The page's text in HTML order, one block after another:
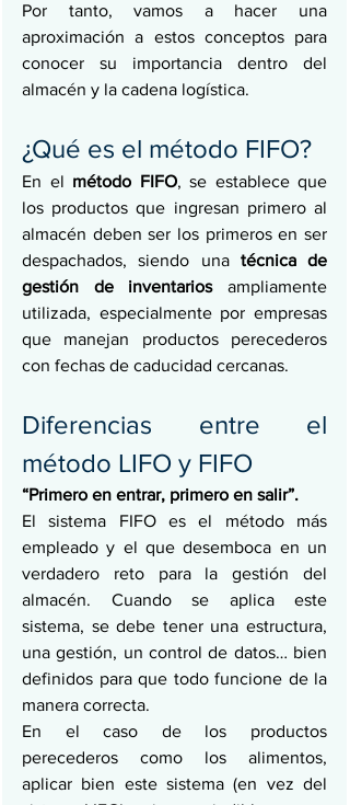
Por tanto, vamos a hacer una
aproximación a estos conceptos para
conocer su importancia dentro del
almacén y la cadena logística.
¿Qué es el método FIFO?
En el método FIFO, se establece que
los productos que ingresan primero al
almacén deben ser los primeros en ser
despachados, siendo una técnica de
gestión de inventarios ampliamente
utilizada, especialmente por empresas
que manejan productos perecederos
con fechas de caducidad cercanas.
Diferencias entre el
método LIFO y FIFO
“Primero en entrar, primero en salir”.
El sistema FIFO es el método más
empleado y el que desemboca en un
verdadero reto para la gestión del
almacén. Cuando se aplica este
sistema, se debe tener una estructura,
una gestión, un control de datos… bien
definidos para que todo funcione de la
manera correcta.
En el caso de los productos
perecederos como los alimentos,
aplicar bien este sistema (en vez del